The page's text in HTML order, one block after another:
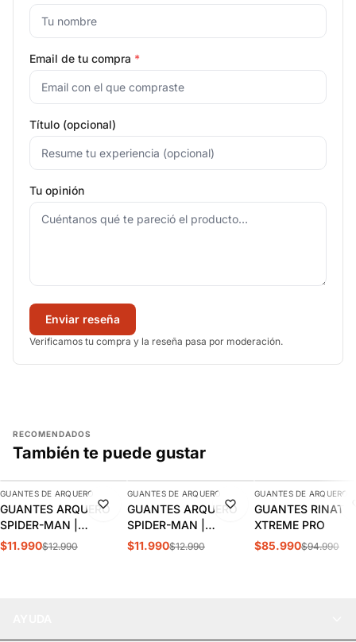
Email de tu compra *
Título (opcional)
Tu opinión
Enviar reseña
Verificamos tu compra y la reseña pasa por moderación.
RECOMENDADOS
También te puede gustar
-8%
AGREGAR
GUANTES DE ARQUERO
GUANTES ARQUERO
SPIDER-MAN |
SPJSSS24056
$11.990$12.990
-8%
AGREGAR
GUANTES DE ARQUERO
GUANTES ARQUERO
SPIDER-MAN |
SPJSSS24063
$11.990$12.990
-9%
GUANTES DE ARQUERO
GUANTES RINAT
XTREME PRO
$85.990$94.990